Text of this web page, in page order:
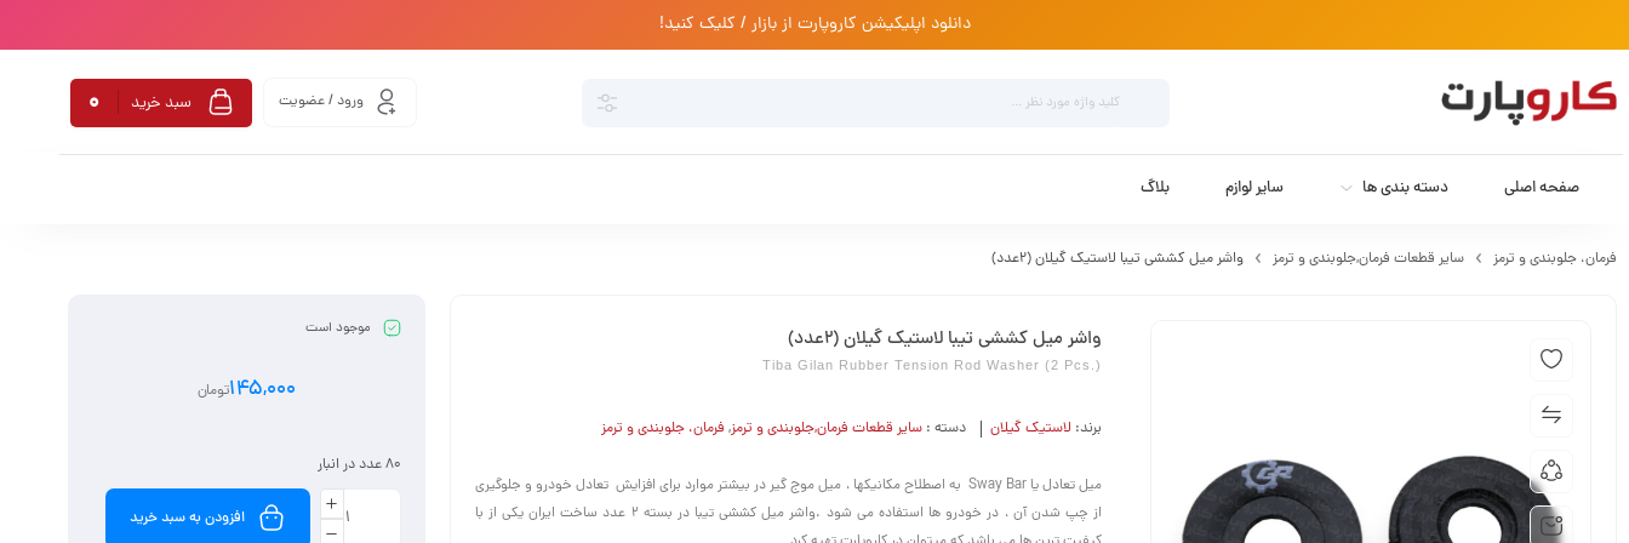
دانلود اپلیکیشن کاروپارت از بازار / کلیک کنید!
ورود / عضویت سبد خرید 0
صفحه اصلی دسته بندی ها سایر لوازم بلاگ
فرمان،‌ جلوبندی و ترمز سایر قطعات فرمان,جلوبندی و ترمز واشر میل کششی تیبا لاستیک گیلان (2عدد)
واشر میل کششی تیبا لاستیک گیلان (2عدد)
Tiba Gilan Rubber Tension Rod Washer (2 Pcs.)
برند: لاستیک گیلان دسته : سایر قطعات فرمان,جلوبندی و ترمز, فرمان،‌ جلوبندی و ترمز
میل تعادل یا Sway Bar به اصطلاح مکانیکها ، میل موج گیر در بیشتر موارد برای افزایش تعادل خودرو و جلوگیری
از چپ شدن آن ، در خودرو ها استفاده می شود .واشر میل کششی تیبا در بسته 2 عدد ساخت ایران یکی از با
موجود است
145,000تومان
80 عدد در انبار
افزودن به سبد خرید